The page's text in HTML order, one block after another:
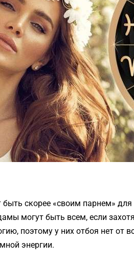
скорее «своим парнем» для
могут быть всем, если
поэтому у них отбоя нет от
энергии.